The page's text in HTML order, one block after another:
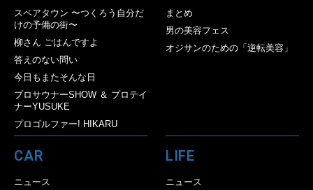
スペアタウン 〜つくろう自分だ
けの予備の街〜
柳さん ごはんですよ
答えのない問い
今日もまたそんな日
プロサウナーSHOW ＆ プロテイ
ナーYUSUKE
プロゴルファー! HIKARU
まとめ
男の美容フェス
オジサンのための「逆転美容」
CAR
ニュース
LIFE
ニュース